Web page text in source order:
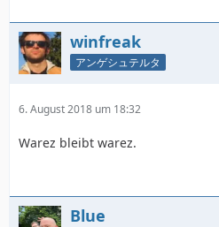
winfreak
アンゲシュテルタ
6. August 2018 um 18:32
Warez bleibt warez.
Blue